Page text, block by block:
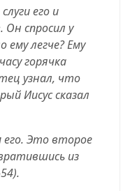
его и
Он спросил у
ему легче? Ему
горячка
узнал, что
Иисус сказал
его. Это второе
из
).